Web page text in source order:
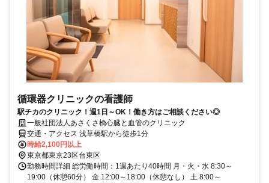
循環器クリニックの看護師
駅チカのクリニック！週1日～OK！働き方はご相談ください◎
一般社団法人あさくさ橋心臓と血管のクリニック
交通・アクセス 浅草橋駅から徒歩1分
時給2,100円以上
東京都東京23区台東区
勤務時間詳細 総労働時間：1週あたり40時間 月・火・水 8:30～
19:00（休憩60分） 金 12:00～18:00（休憩なし） 土 8:00～